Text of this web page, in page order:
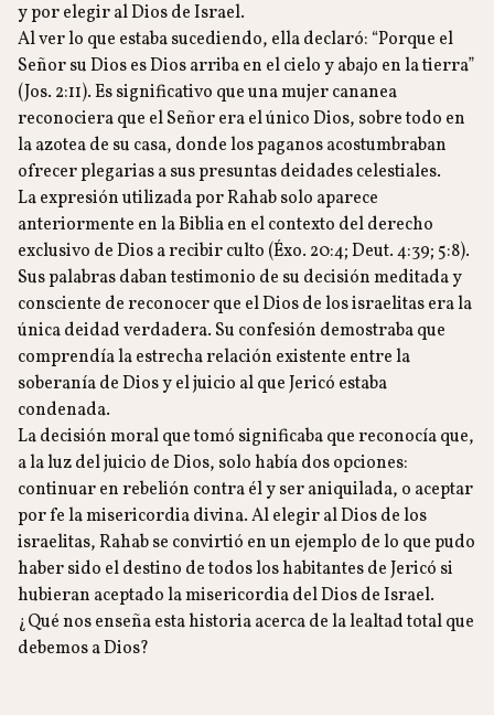
y por elegir al Dios de Israel.
Al ver lo que estaba sucediendo, ella declaró: “Porque el
Señor su Dios es Dios arriba en el cielo y abajo en la tierra”
(Jos. 2:11). Es significativo que una mujer cananea
reconociera que el Señor era el único Dios, sobre todo en
la azotea de su casa, donde los paganos acostumbraban
ofrecer plegarias a sus presuntas deidades celestiales.
La expresión utilizada por Rahab solo aparece
anteriormente en la Biblia en el contexto del derecho
exclusivo de Dios a recibir culto (Éxo. 20:4; Deut. 4:39; 5:8).
Sus palabras daban testimonio de su decisión meditada y
consciente de reconocer que el Dios de los israelitas era la
única deidad verdadera. Su confesión demostraba que
comprendía la estrecha relación existente entre la
soberanía de Dios y el juicio al que Jericó estaba
condenada.
La decisión moral que tomó significaba que reconocía que,
a la luz del juicio de Dios, solo había dos opciones:
continuar en rebelión contra él y ser aniquilada, o aceptar
por fe la misericordia divina. Al elegir al Dios de los
israelitas, Rahab se convirtió en un ejemplo de lo que pudo
haber sido el destino de todos los habitantes de Jericó si
hubieran aceptado la misericordia del Dios de Israel.
¿Qué nos enseña esta historia acerca de la lealtad total que
debemos a Dios?